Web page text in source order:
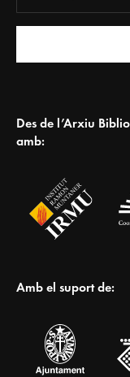
Des de l’Arxiu
amb:
Amb el suport de: